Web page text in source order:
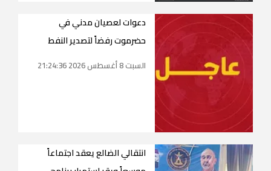
دعوات لعصيان مدني في
حضرموت رفضاً لتصدير النفط
السبت 8 أغسطس 2026 21:24:36
انتقالي الضالع يعقد اجتماعاً